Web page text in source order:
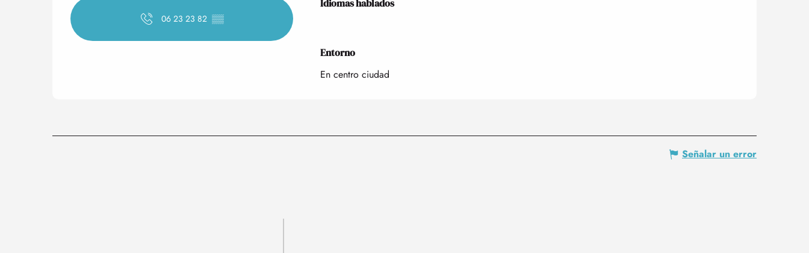
06 23 23 82 ▒▒
Idiomas hablados
Idiomas hablados
Entorno
Entorno
En centro ciudad
Señalar un error